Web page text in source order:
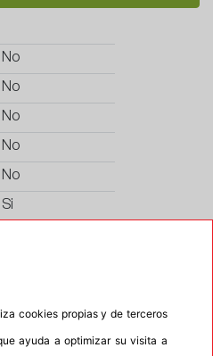
No
No
No
No
No
Si
cookies propias y de terceros
ayuda a optimizar su visita a